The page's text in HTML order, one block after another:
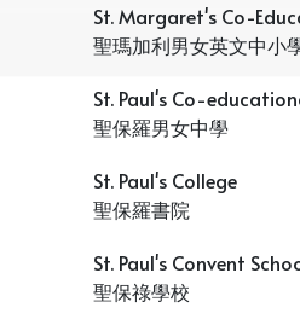
St. Margaret's Co-
聖瑪加利男女英文中小
St. Paul's Co-
聖保羅男女中學
St. Paul's College
聖保羅書院
St. Paul's Convent
聖保祿學校